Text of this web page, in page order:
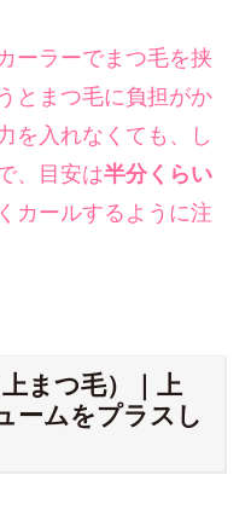
ーラーでまつ毛を挟
とまつ毛に負担がか
を入れなくても、し
、目安は半分くらい
カールするように注
まつ毛）｜上
ームをプラスし